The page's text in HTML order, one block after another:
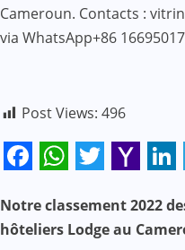
Cameroun. Contacts :
via WhatsApp+86
Post Views: 496
Mail
N
Notre classement 2022
hôteliers Lodge au